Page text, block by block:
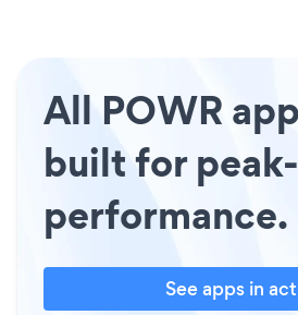
All POWR
built for peak-
performance.
See apps in